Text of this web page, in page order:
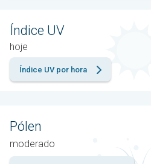
Índice UV
hoje
Índice UV por hora
Pólen
moderado